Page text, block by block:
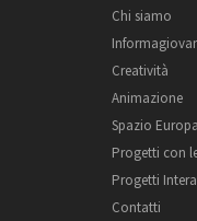
Chi siamo
Creatività
Animazione
Spazio Europa
Progetti con
Progetti
Contatti